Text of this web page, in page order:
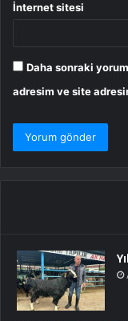
İnternet sitesi
Daha sonraki
adresim ve site